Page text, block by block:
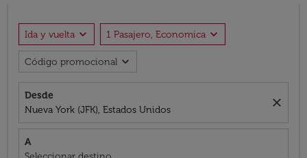
Ida y vuelta expand_more 1 Pasajero, Economica expand_more
Código promocional expand_more
Desde
Nueva York (JFK), Estados Unidos
close
A